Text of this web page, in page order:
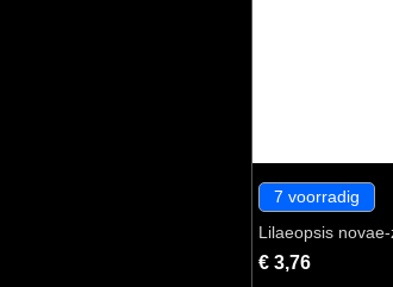
7 voorradig
Lilaeopsis
Prijs
€ 3,76